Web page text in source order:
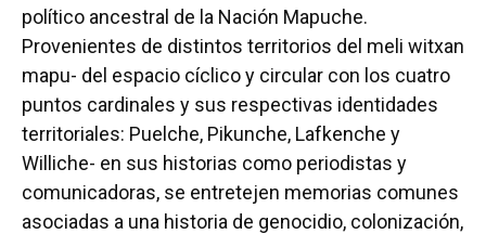
político ancestral de la Nación Mapuche.
Provenientes de distintos territorios del meli witxan
mapu- del espacio cíclico y circular con los cuatro
puntos cardinales y sus respectivas identidades
territoriales: Puelche, Pikunche, Lafkenche y
Williche- en sus historias como periodistas y
comunicadoras, se entretejen memorias comunes
asociadas a una historia de genocidio, colonización,